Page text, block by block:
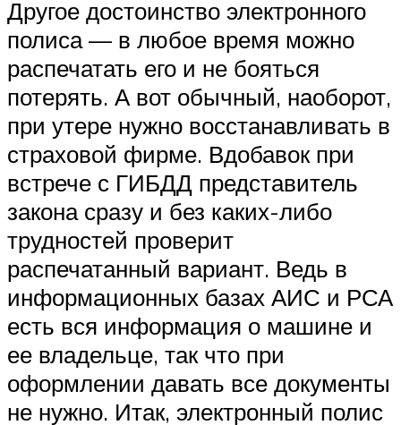
Другое достоинство электронного
полиса — в любое время можно
распечатать его и не бояться
потерять. А вот обычный, наоборот,
при утере нужно восстанавливать в
страховой фирме. Вдобавок при
встрече с ГИБДД представитель
закона сразу и без каких-либо
трудностей проверит
распечатанный вариант. Ведь в
информационных базах АИС и РСА
есть вся информация о машине и
ее владельце, так что при
оформлении давать все документы
не нужно. Итак, электронный полис